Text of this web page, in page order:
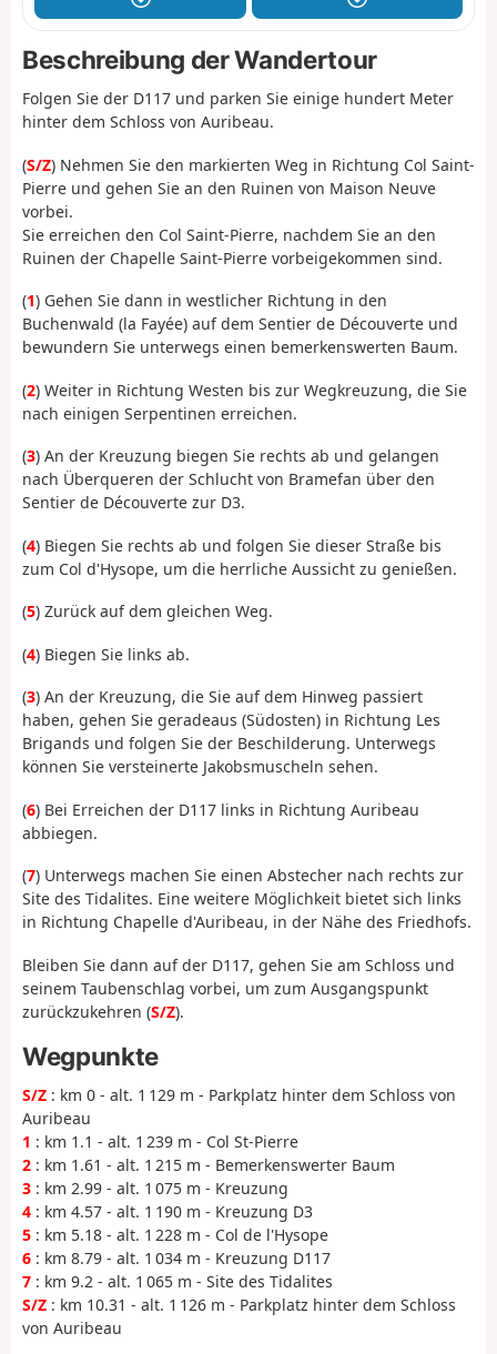
Beschreibung der Wandertour
Folgen Sie der D117 und parken Sie einige hundert Meter
hinter dem Schloss von Auribeau.
(S/Z) Nehmen Sie den markierten Weg in Richtung Col Saint-
Pierre und gehen Sie an den Ruinen von Maison Neuve
vorbei.
Sie erreichen den Col Saint-Pierre, nachdem Sie an den
Ruinen der Chapelle Saint-Pierre vorbeigekommen sind.
(1) Gehen Sie dann in westlicher Richtung in den
Buchenwald (la Fayée) auf dem Sentier de Découverte und
bewundern Sie unterwegs einen bemerkenswerten Baum.
(2) Weiter in Richtung Westen bis zur Wegkreuzung, die Sie
nach einigen Serpentinen erreichen.
(3) An der Kreuzung biegen Sie rechts ab und gelangen
nach Überqueren der Schlucht von Bramefan über den
Sentier de Découverte zur D3.
(4) Biegen Sie rechts ab und folgen Sie dieser Straße bis
zum Col d'Hysope, um die herrliche Aussicht zu genießen.
(5) Zurück auf dem gleichen Weg.
(4) Biegen Sie links ab.
(3) An der Kreuzung, die Sie auf dem Hinweg passiert
haben, gehen Sie geradeaus (Südosten) in Richtung Les
Brigands und folgen Sie der Beschilderung. Unterwegs
können Sie versteinerte Jakobsmuscheln sehen.
(6) Bei Erreichen der D117 links in Richtung Auribeau
abbiegen.
(7) Unterwegs machen Sie einen Abstecher nach rechts zur
Site des Tidalites. Eine weitere Möglichkeit bietet sich links
in Richtung Chapelle d'Auribeau, in der Nähe des Friedhofs.
Bleiben Sie dann auf der D117, gehen Sie am Schloss und
seinem Taubenschlag vorbei, um zum Ausgangspunkt
zurückzukehren (S/Z).
Wegpunkte
S/Z : km 0 - alt. 1 129 m - Parkplatz hinter dem Schloss von
Auribeau
1 : km 1.1 - alt. 1 239 m - Col St-Pierre
2 : km 1.61 - alt. 1 215 m - Bemerkenswerter Baum
3 : km 2.99 - alt. 1 075 m - Kreuzung
4 : km 4.57 - alt. 1 190 m - Kreuzung D3
5 : km 5.18 - alt. 1 228 m - Col de l'Hysope
6 : km 8.79 - alt. 1 034 m - Kreuzung D117
7 : km 9.2 - alt. 1 065 m - Site des Tidalites
S/Z : km 10.31 - alt. 1 126 m - Parkplatz hinter dem Schloss
von Auribeau